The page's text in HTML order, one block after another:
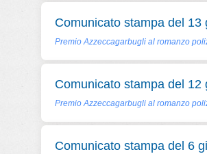
Comunicato stampa del 13
Premio Azzeccagarbugli al romanzo
Comunicato stampa del 12
Premio Azzeccagarbugli al romanzo
Comunicato stampa del 6